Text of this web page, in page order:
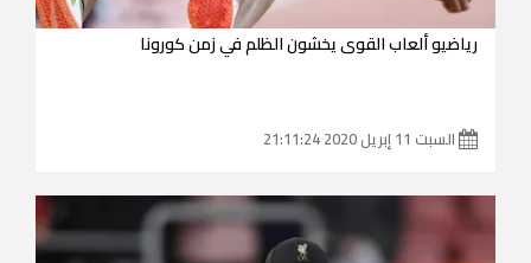
رياضيو ألعاب القوى يخشون الظلم في زمن كورونا
السبت 11 إبريل 2020 21:11:24